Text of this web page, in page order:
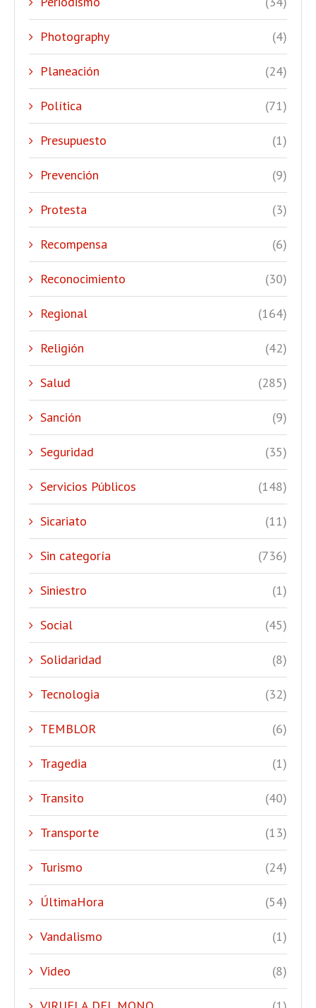
Photography (4)
Planeación (24)
Política (71)
Presupuesto (1)
Prevención (9)
Protesta (3)
Recompensa (6)
Reconocimiento (30)
Regional (164)
Religión (42)
Salud (285)
Sanción (9)
Seguridad (35)
Servicios Públicos (148)
Sicariato (11)
Sin categoría (736)
Siniestro (1)
Social (45)
Solidaridad (8)
Tecnologia (32)
TEMBLOR (6)
Tragedia (1)
Transito (40)
Transporte (13)
Turismo (24)
ÚltimaHora (54)
Vandalismo (1)
Video (8)